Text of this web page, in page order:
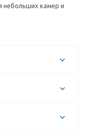
небольших камер и